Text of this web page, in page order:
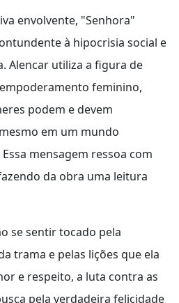
envolvente, "Senhora"
à hipocrisia social e
Alencar utiliza a figura de
feminino,
podem e devem
em um mundo
mensagem ressoa com
da obra uma leitura
se sentir tocado pela
trama e pelas lições que ela
e respeito, a luta contra as
pela verdadeira felicidade